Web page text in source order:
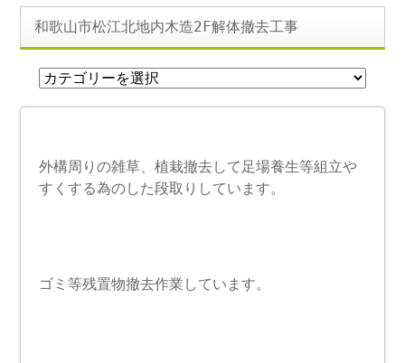
和歌山市松江北地内木造2F解体撤去工事
外構周りの雑草、植栽撤去して足場養生等組立や
すくする為のした段取りしています。
ゴミ等残置物撤去作業しています。